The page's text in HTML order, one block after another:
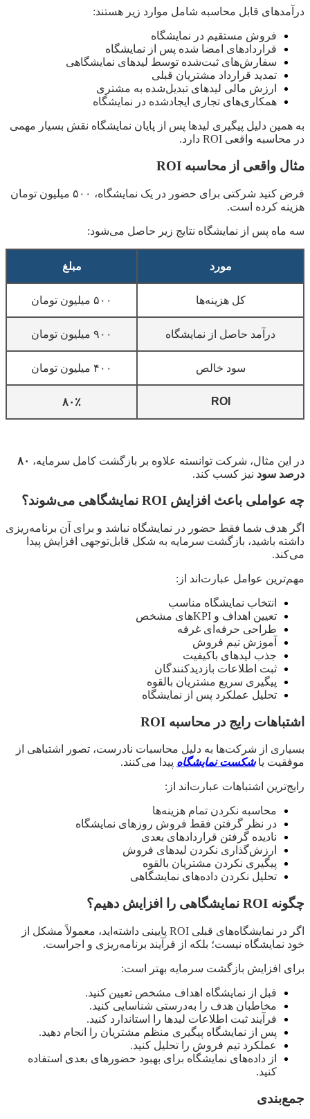
درآمدهای قابل محاسبه شامل موارد زیر هستند:
فروش مستقیم در نمایشگاه
قراردادهای امضا شده پس از نمایشگاه
سفارش‌های ثبت‌شده توسط لیدهای نمایشگاهی
تمدید قرارداد مشتریان قبلی
ارزش مالی لیدهای تبدیل‌شده به مشتری
همکاری‌های تجاری ایجادشده در نمایشگاه
به همین دلیل پیگیری لیدها پس از پایان نمایشگاه نقش بسیار مهمی
در محاسبه واقعی ROI دارد.
مثال واقعی از محاسبه ROI
فرض کنید شرکتی برای حضور در یک نمایشگاه، ۵۰۰ میلیون تومان
هزینه کرده است.
سه ماه پس از نمایشگاه نتایج زیر حاصل می‌شود:
مورد مبلغ
کل هزینه‌ها ۵۰۰ میلیون تومان
درآمد حاصل از نمایشگاه ۹۰۰ میلیون تومان
سود خالص ۴۰۰ میلیون تومان
ROI ۸۰٪
در این مثال، شرکت توانسته علاوه بر بازگشت کامل سرمایه، ۸۰
درصد سود نیز کسب کند.
چه عواملی باعث افزایش ROI نمایشگاهی می‌شوند؟
اگر هدف شما فقط حضور در نمایشگاه نباشد و برای آن برنامه‌ریزی
داشته باشید، بازگشت سرمایه به شکل قابل‌توجهی افزایش پیدا
می‌کند.
مهم‌ترین عوامل عبارت‌اند از:
انتخاب نمایشگاه مناسب
تعیین اهداف و KPIهای مشخص
طراحی حرفه‌ای غرفه
آموزش تیم فروش
جذب لیدهای باکیفیت
ثبت اطلاعات بازدیدکنندگان
پیگیری سریع مشتریان بالقوه
تحلیل عملکرد پس از نمایشگاه
اشتباهات رایج در محاسبه ROI
بسیاری از شرکت‌ها به دلیل محاسبات نادرست، تصور اشتباهی از
موفقیت یاشکست نمایشگاه پیدا می‌کنند.
رایج‌ترین اشتباهات عبارت‌اند از:
محاسبه نکردن تمام هزینه‌ها
در نظر گرفتن فقط فروش روزهای نمایشگاه
نادیده گرفتن قراردادهای بعدی
ارزش‌گذاری نکردن لیدهای فروش
پیگیری نکردن مشتریان بالقوه
تحلیل نکردن داده‌های نمایشگاهی
چگونه ROI نمایشگاهی را افزایش دهیم؟
اگر در نمایشگاه‌های قبلی ROI پایینی داشته‌اید، معمولاً مشکل از
خود نمایشگاه نیست؛ بلکه از فرآیند برنامه‌ریزی و اجراست.
برای افزایش بازگشت سرمایه بهتر است:
قبل از نمایشگاه اهداف مشخص تعیین کنید.
مخاطبان هدف را به‌درستی شناسایی کنید.
فرآیند ثبت اطلاعات لیدها را استاندارد کنید.
پس از نمایشگاه پیگیری منظم مشتریان را انجام دهید.
عملکرد تیم فروش را تحلیل کنید.
از داده‌های نمایشگاه برای بهبود حضورهای بعدی استفاده
کنید.
جمع‌بندی